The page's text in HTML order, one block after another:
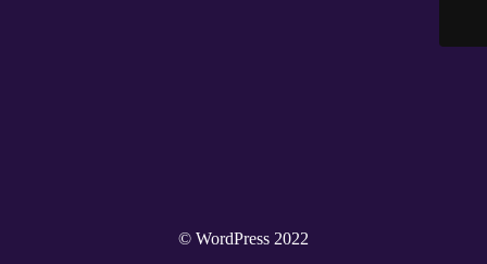
© WordPress 2022